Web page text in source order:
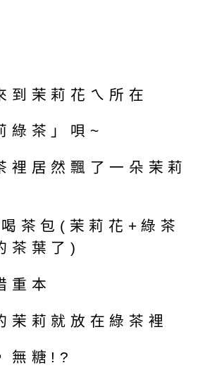
到茉莉花ㄟ所在
綠茶」唄~
裡居然飄了一朵茉莉
茶包(茉莉花+綠茶
茶葉了)
重本
茉莉就放在綠茶裡
無糖!?